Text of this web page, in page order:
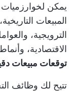
يمكن لخوارزميات
المبيعات
الترويجية،
الاقتصادية،
توقعات مبيعات
تتيح لك وظائف